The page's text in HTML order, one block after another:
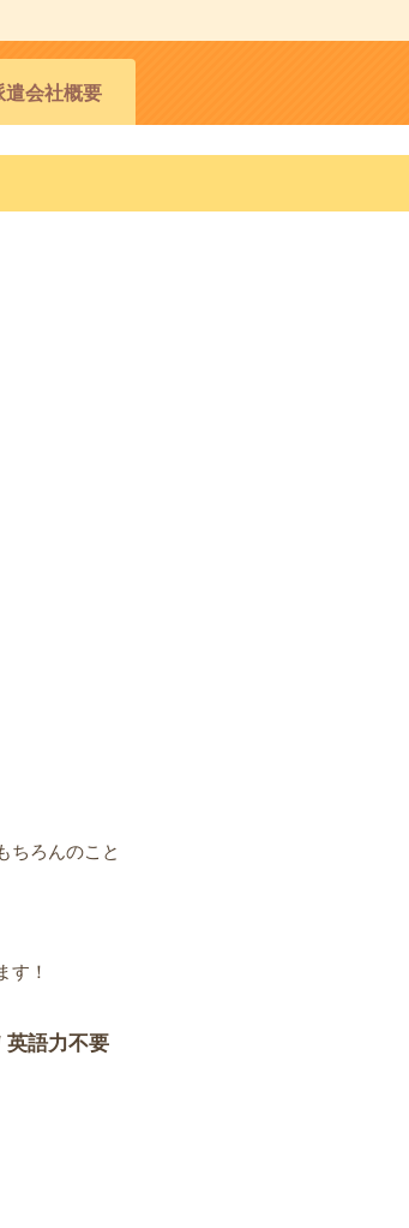
遣会社概要
ちろんのこと
す！
英語力不要